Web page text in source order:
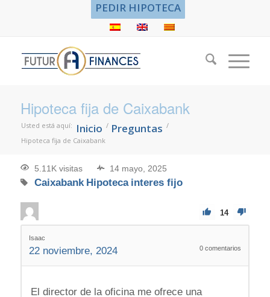
PEDIR HIPOTECA
Hipoteca fija de Caixabank
Usted está aquí: Inicio / Preguntas /
Hipoteca fija de Caixabank
5.11K visitas 14 mayo, 2025
Caixabank Hipoteca interes fijo
14
Isaac
22 noviembre, 2024 0 comentarios
El director de la oficina me ofrece una